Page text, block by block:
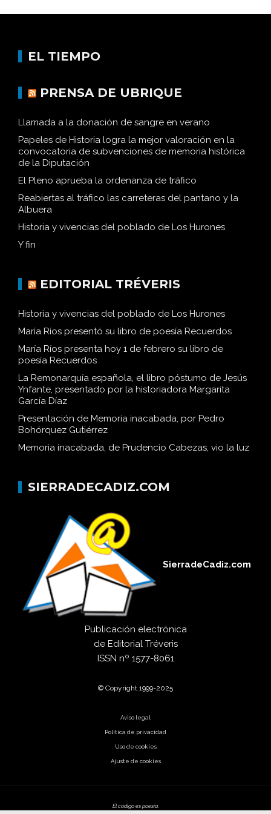
EL TIEMPO
PRENSA DE UBRIQUE
Llamada a la donación de sangre en verano
Papeles de Historia logra la mejor valoración en la
convocatoria de subvenciones de memoria histórica
de la Diputación
El Pleno aprueba la ordenanza de tráfico
Reabiertas al tráfico las carreteras del pantano y la
Albuera
Historia y vivencias del poblado de Los Hurones
Y fin
EDITORIAL TRÉVERIS
Historia y vivencias del poblado de Los Hurones
María Ríos presentó su libro de poesía Recuerdos
María Ríos presenta hoy 1 de febrero su libro de
poesía Recuerdos
La Remonarquía española, el libro póstumo de Jesús
Ynfante, presentado por la historiadora Margarita
García Díaz
Presentación de Memoria inacabada, por Pedro
Bohórquez Gutiérrez
Memoria inacabada, de Prudencio Cabezas, vio la luz
SIERRADECADIZ.COM
SierradeCadiz.com
Publicación electrónica
de Editorial Tréveris
ISSN nº 1577-8061
© Copyright 1999-2025
Aviso legal
Política de privacidad
Uso de cookies
Ajuste de cookies
El código es poesía.